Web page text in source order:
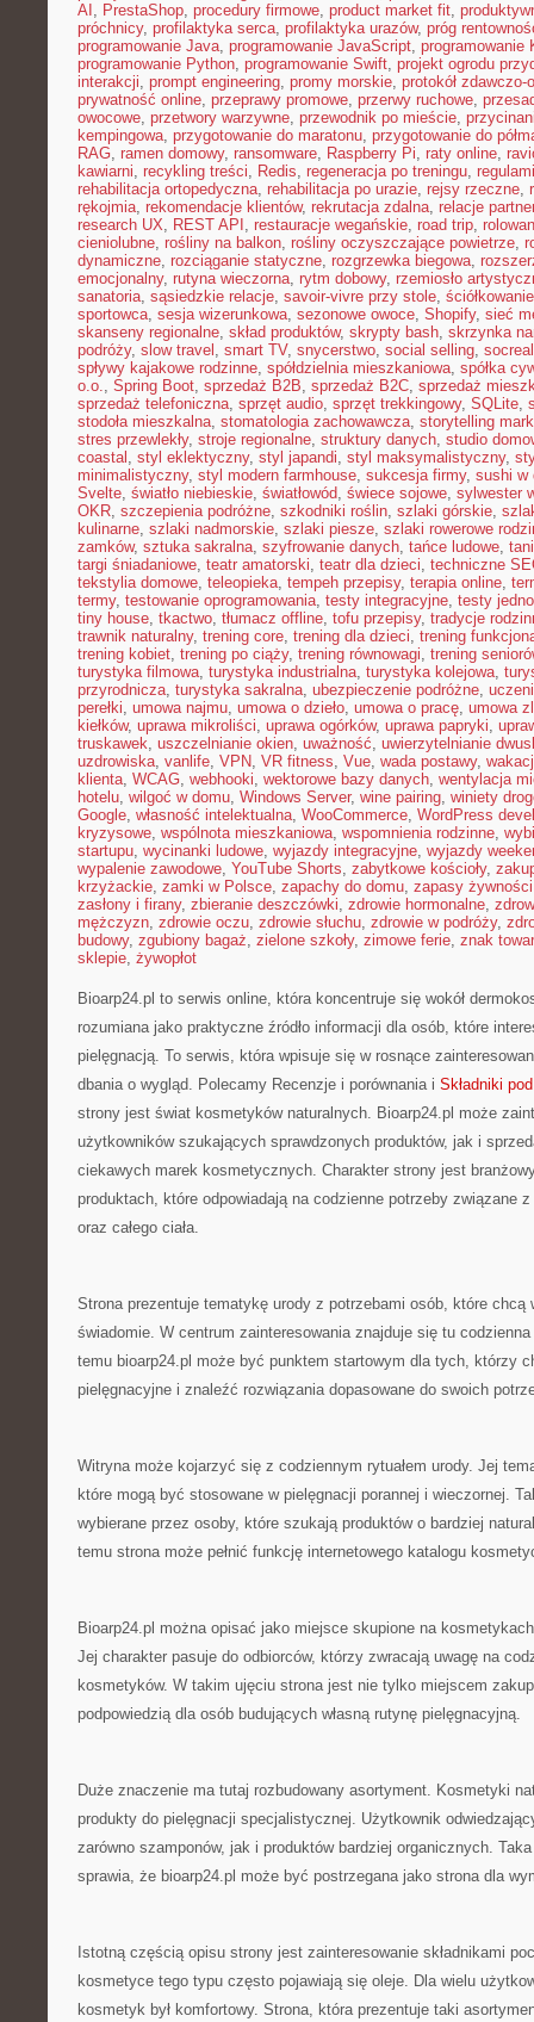
AI , PrestaShop, procedury firmowe, product market fit,
próchnicy, profilaktyka serca, profilaktyka urazów, próg
programowanie Java, programowanie JavaScript, programowanie
programowanie Python, programowanie Swift, projekt ogrodu
interakcji, prompt engineering, promy morskie, protokół zdawczo-
prywatność online, przeprawy promowe, przerwy ruchowe,
owocowe, przetwory warzywne, przewodnik po mieście,
kempingowa, przygotowanie do maratonu, przygotowanie do
RAG, ramen domowy, ransomware, Raspberry Pi, raty online,
kawiarni, recykling treści, Redis, regeneracja po treningu,
rehabilitacja ortopedyczna, rehabilitacja po urazie, rejsy rzeczne,
rękojmia, rekomendacje klientów, rekrutacja zdalna, relacje
research UX, REST API , restauracje wegańskie, road trip,
cieniolubne, rośliny na balkon, rośliny oczyszczające powietrze,
dynamiczne, rozciąganie statyczne, rozgrzewka biegowa,
emocjonalny, rutyna wieczorna, rytm dobowy, rzemiosło
sanatoria, sąsiedzkie relacje, savoir-vivre przy stole, ściółkowanie
sportowca, sesja wizerunkowa, sezonowe owoce, Shopify, sieć
skanseny regionalne, skład produktów, skrypty bash, skrzynka
podróży, slow travel , smart TV, snycerstwo, social selling,
spływy kajakowe rodzinne, spółdzielnia mieszkaniowa, spółka
o.o., Spring Boot, sprzedaż B2B, sprzedaż B2C, sprzedaż
sprzedaż telefoniczna, sprzęt audio, sprzęt trekkingowy, SQLite,
stodoła mieszkalna, stomatologia zachowawcza, storytelling
stres przewlekły, stroje regionalne, struktury danych, studio
coastal , styl eklektyczny, styl japandi, styl maksymalistyczny,
minimalistyczny, styl modern farmhouse, sukcesja firmy, sushi w
Svelte, światło niebieskie, światłowód, świece sojowe, sylwester
OKR, szczepienia podróżne, szkodniki roślin, szlaki górskie,
kulinarne, szlaki nadmorskie, szlaki piesze, szlaki rowerowe
zamków, sztuka sakralna, szyfrowanie danych, tańce ludowe,
targi śniadaniowe, teatr amatorski, teatr dla dzieci, techniczne
tekstylia domowe, teleopieka, tempeh przepisy, terapia online,
termy, testowanie oprogramowania, testy integracyjne, testy
tiny house, tkactwo, tłumacz offline, tofu przepisy, tradycje
trawnik naturalny, trening core, trening dla dzieci, trening
trening kobiet, trening po ciąży, trening równowagi, trening
turystyka filmowa, turystyka industrialna, turystyka kolejowa,
przyrodnicza, turystyka sakralna, ubezpieczenie podróżne,
perełki, umowa najmu, umowa o dzieło, umowa o pracę, umowa
kiełków, uprawa mikroliści, uprawa ogórków, uprawa papryki,
truskawek, uszczelnianie okien, uważność, uwierzytelnianie
uzdrowiska, vanlife, VPN, VR fitness, Vue, wada postawy,
klienta, WCAG, webhooki, wektorowe bazy danych, wentylacja
hotelu, wilgoć w domu, Windows Server, wine pairing, winiety
Google, własność intelektualna, WooCommerce, WordPress
kryzysowe, wspólnota mieszkaniowa, wspomnienia rodzinne,
startupu, wycinanki ludowe, wyjazdy integracyjne, wyjazdy
wypalenie zawodowe, YouTube Shorts, zabytkowe kościoły,
krzyżackie, zamki w Polsce, zapachy do domu, zapasy żywności
zasłony i firany, zbieranie deszczówki, zdrowie hormonalne,
mężczyzn, zdrowie oczu, zdrowie słuchu, zdrowie w podróży,
budowy, zgubiony bagaż, zielone szkoły, zimowe ferie, znak
sklepie, żywopłot
Bioarp24.pl to serwis online, która koncentruje się wokół
rozumiana jako praktyczne źródło informacji dla osób, które
pielęgnacją. To serwis, która wpisuje się w rosnące
dbania o wygląd. Polecamy Recenzje i porównania i Składniki
strony jest świat kosmetyków naturalnych. Bioarp24.pl może
użytkowników szukających sprawdzonych produktów, jak i
ciekawych marek kosmetycznych. Charakter strony jest
produktach, które odpowiadają na codzienne potrzeby związane
oraz całego ciała.
Strona prezentuje tematykę urody z potrzebami osób, które chcą
świadomie. W centrum zainteresowania znajduje się tu
temu bioarp24.pl może być punktem startowym dla tych, którzy
pielęgnacyjne i znaleźć rozwiązania dopasowane do swoich
Witryna może kojarzyć się z codziennym rytuałem urody. Jej
które mogą być stosowane w pielęgnacji porannej i wieczornej.
wybierane przez osoby, które szukają produktów o bardziej
temu strona może pełnić funkcję internetowego katalogu
Bioarp24.pl można opisać jako miejsce skupione na
Jej charakter pasuje do odbiorców, którzy zwracają uwagę na
kosmetyków. W takim ujęciu strona jest nie tylko miejscem
podpowiedzią dla osób budujących własną rutynę pielęgnacyjną.
Duże znaczenie ma tutaj rozbudowany asortyment. Kosmetyki
produkty do pielęgnacji specjalistycznej. Użytkownik
zarówno szamponów, jak i produktów bardziej organicznych.
sprawia, że bioarp24.pl może być postrzegana jako strona dla
Istotną częścią opisu strony jest zainteresowanie składnikami
kosmetyce tego typu często pojawiają się oleje. Dla wielu
kosmetyk był komfortowy. Strona, która prezentuje taki